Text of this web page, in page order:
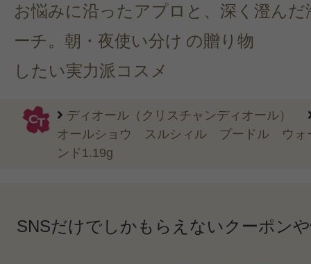
お悩みに沿ったアプロ
ーチ。朝・夜使い分け
したい実力派コスメ
と、深く澄んだ
の贈り物
ディオール（クリスチャンディオール）
オールショウ スルシィル プードル ウォ
ンド1.19g
SNSだけでしかもらえないクーポン